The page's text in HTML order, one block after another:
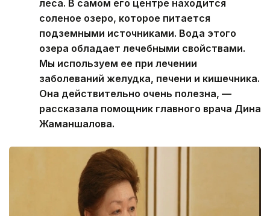
леса. В самом его центре находится
соленое озеро, которое питается
подземными источниками. Вода этого
озера обладает лечебными свойствами.
Мы используем ее при лечении
заболеваний желудка, печени и кишечника.
Она действительно очень полезна, —
рассказала помощник главного врача Дина
Жаманшалова.